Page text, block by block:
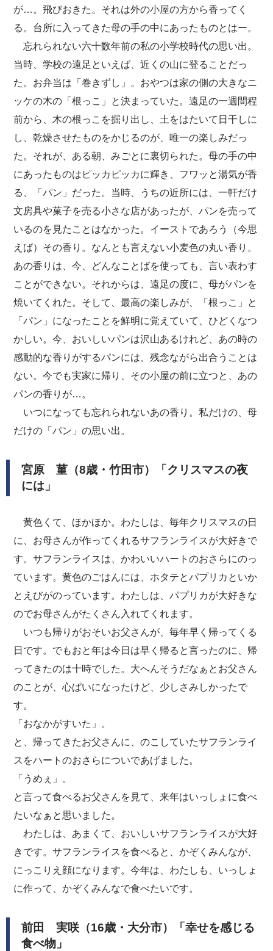
が…。飛びおきた。それは外の小屋の方から香ってく
る。台所に入ってきた母の手の中にあったものとはー。
忘れられない六十数年前の私の小学校時代の思い出。
当時、学校の遠足といえば、近くの山に登ることだっ
た。お弁当は「巻きずし」。おやつは家の側の大きなニ
ッケの木の「根っこ」と決まっていた。遠足の一週間程
前から、木の根っこを掘り出し、土をはたいて日干しに
し、乾燥させたものをかじるのが、唯一の楽しみだっ
た。それが、ある朝、みごとに裏切られた。母の手の中
にあったものはピッカピッカに輝き、フワッと湯気が香
る、「パン」だった。当時、うちの近所には、一軒だけ
文房具や菓子を売る小さな店があったが、パンを売って
いるのを見たことはなかった。イーストであろう（今思
えば）その香り。なんとも言えない小麦色の丸い香り。
あの香りは、今、どんなことばを使っても、言い表わす
ことができない。それからは、遠足の度に、母がパンを
焼いてくれた。そして、最高の楽しみが、「根っこ」と
「パン」になったことを鮮明に覚えていて、ひどくなつ
かしい。今、おいしいパンは沢山あるけれど、あの時の
感動的な香りがするパンには、残念ながら出合うことは
ない。今でも実家に帰り、その小屋の前に立つと、あの
パンの香りが…。
いつになっても忘れられないあの香り。私だけの、母
だけの「パン」の思い出。
宮原 菫（8歳・竹田市）「クリスマスの夜
には」
黄色くて、ほかほか。わたしは、毎年クリスマスの日
に、お母さんが作ってくれるサフランライスが大好きで
す。サフランライスは、かわいいハートのおさらにのっ
ています。黄色のごはんには、ホタテとパプリカといか
とえびがのっています。わたしは、パプリカが大好きな
のでお母さんがたくさん入れてくれます。
いつも帰りがおそいお父さんが、毎年早く帰ってくる
日です。でもおと年は今日は早く帰ると言ったのに、帰
ってきたのは十時でした。大へんそうだなぁとお父さん
のことが、心ぱいになったけど、少しさみしかったで
す。
「おなかがすいた」。
と、帰ってきたお父さんに、のこしていたサフランライ
スをハートのおさらについであげました。
「うめぇ」。
と言って食べるお父さんを見て、来年はいっしょに食べ
たいなぁと思いました。
わたしは、あまくて、おいしいサフランライスが大好
きです。サフランライスを食べると、かぞくみんなが、
にっこりえ顔になります。今年は、わたしも、いっしょ
に作って、かぞくみんなで食べたいです。
前田 実咲（16歳・大分市）「幸せを感じる
食べ物」